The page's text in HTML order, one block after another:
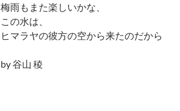
梅雨もまた楽しいかな、
この水は、
ヒマラヤの彼方の空から来たのだから
by 谷山 稜